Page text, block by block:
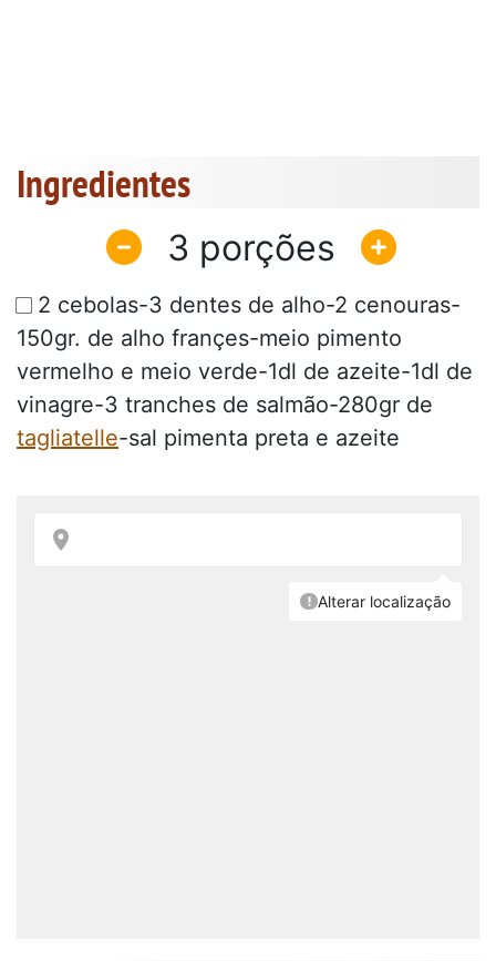
Ingredientes
3
2 cebolas-3 dentes de alho-2 cenouras-
150gr. de alho françes-meio pimento
vermelho e meio verde-1dl de azeite-1dl de
vinagre-3 tranches de salmão-280gr de
tagliatelle-sal pimenta preta e azeite